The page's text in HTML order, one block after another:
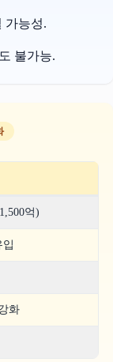
가능성.
불가능.
억)
화